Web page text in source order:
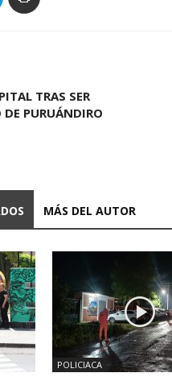
TRAS SER
DE PURUÁNDIRO
MÁS DEL AUTOR
POLICIACA